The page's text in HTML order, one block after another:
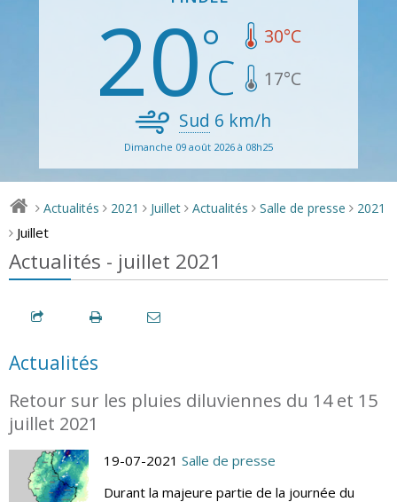
20 30°C
17°C
Sud 6 km/h
Dimanche 09 août 2026 à 08h25
> Actualités > 2021 > Juillet > Actualités > Salle de presse > 2021
> Juillet
Actualités - juillet 2021
Actualités
Retour sur les pluies diluviennes du 14 et 15
juillet 2021
19-07-2021 Salle de presse
Durant la majeure partie de la journée du